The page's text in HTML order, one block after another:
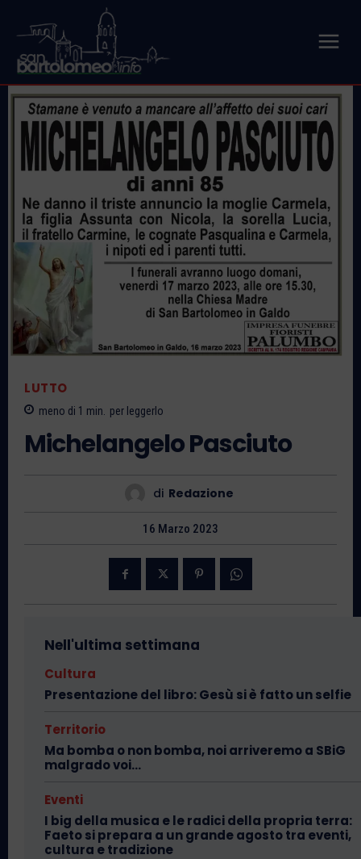
LUTTO
meno di 1 min. per leggerlo
Michelangelo Pasciuto
di Redazione
16 Marzo 2023
Nell'ultima settimana
Cultura
Presentazione del libro: Gesù si è fatto un selfie
Territorio
Ma bomba o non bomba, noi arriveremo a SBiG
malgrado voi…
Eventi
I big della musica e le radici della propria terra:
Faeto si prepara a un grande agosto tra eventi,
cultura e tradizione